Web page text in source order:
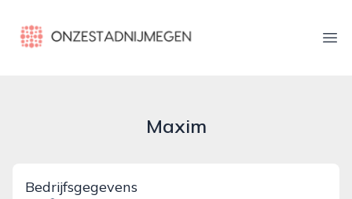
onzestadnijmegen.nl
Maxim
Bedrijfsgegevens